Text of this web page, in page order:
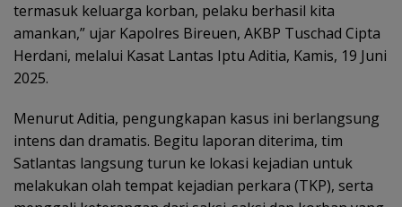
termasuk keluarga korban, pelaku berhasil kita
amankan,” ujar Kapolres Bireuen, AKBP Tuschad Cipta
Herdani, melalui Kasat Lantas Iptu Aditia, Kamis, 19 Juni
2025.
Menurut Aditia, pengungkapan kasus ini berlangsung
intens dan dramatis. Begitu laporan diterima, tim
Satlantas langsung turun ke lokasi kejadian untuk
melakukan olah tempat kejadian perkara (TKP), serta